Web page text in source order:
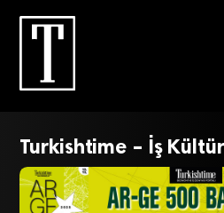
Turkishtime – İş